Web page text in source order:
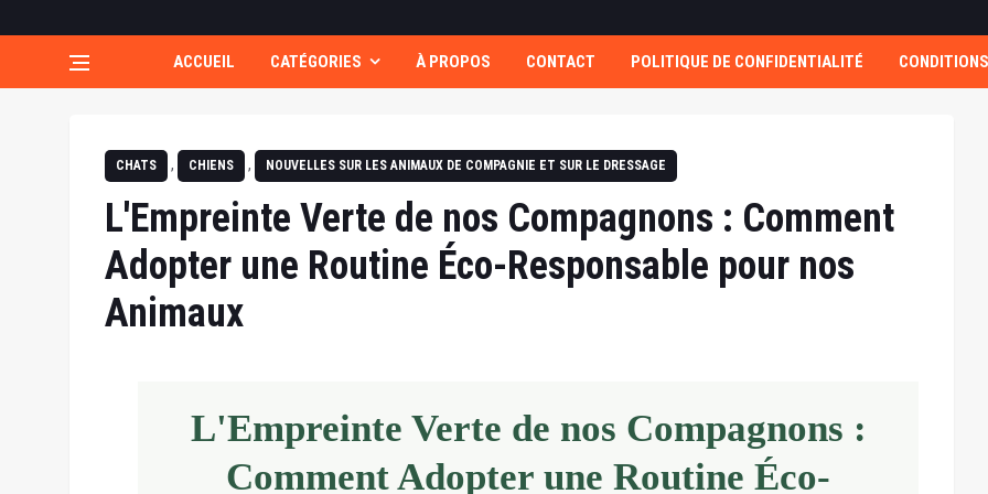
ACCUEIL CATÉGORIES À PROPOS CONTACT POLITIQUE DE CONFIDENTIALITÉ
CHATS , CHIENS , NOUVELLES SUR LES ANIMAUX DE COMPAGNIE ET SUR LE DRESSAGE
L'Empreinte Verte de nos Compagnons : Comment
Adopter une Routine Éco-Responsable pour nos
Animaux
L'Empreinte Verte de nos Compagnons :
Comment Adopter une Routine Éco-